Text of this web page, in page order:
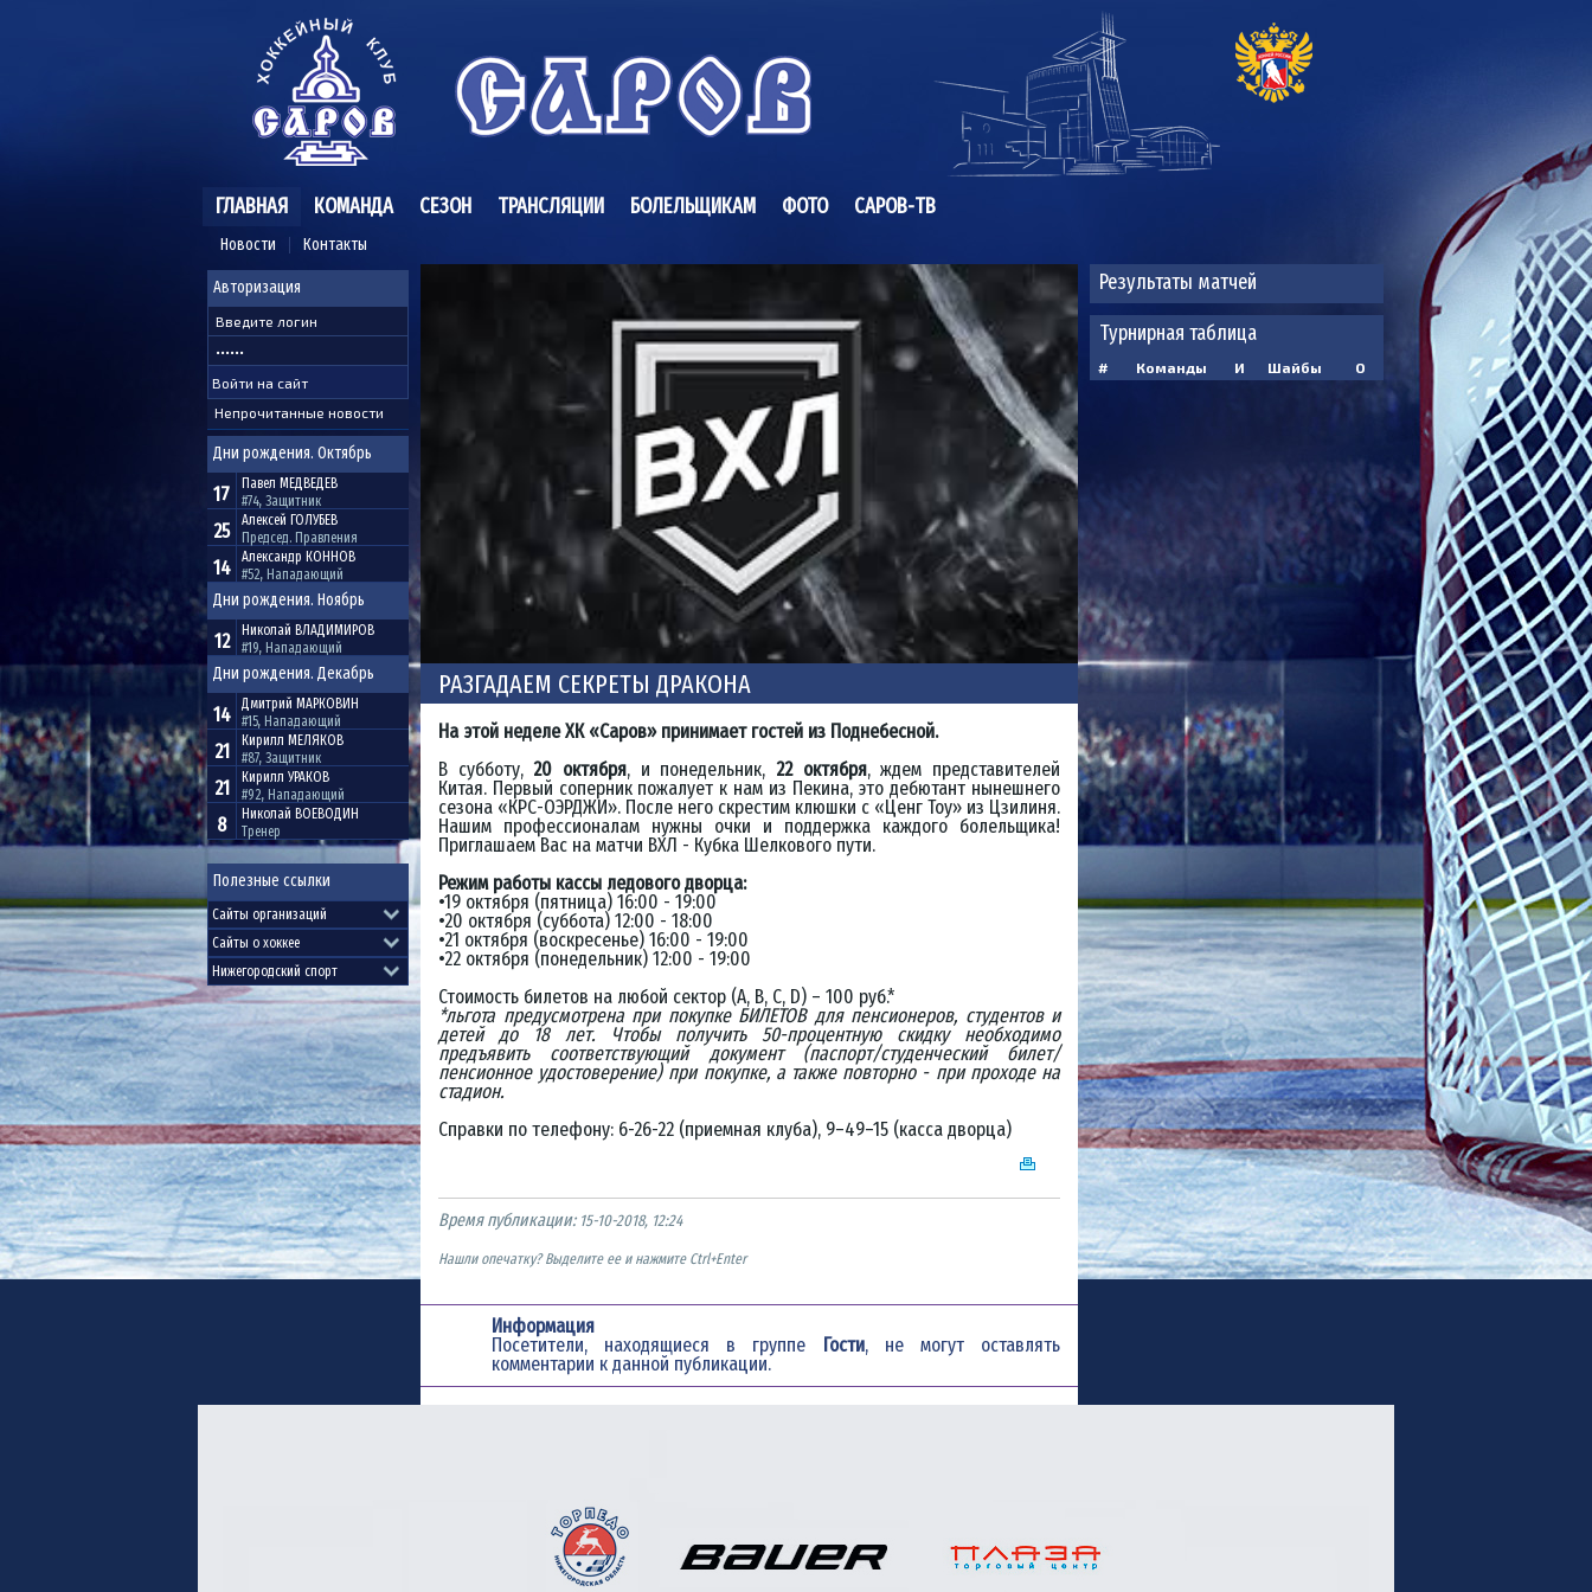
ГЛАВНАЯ
Новости Контакты
КОМАНДА СЕЗОН ТРАНСЛЯЦИИ БОЛЕЛЬЩИКАМ ФОТО САРОВ-ТВ
Авторизация
Непрочитанные новости
Дни рождения. Октябрь
17 Павел МЕДВЕДЕВ
#74, Защитник
25 Алексей ГОЛУБЕВ
Председ. Правления
14 Александр КОННОВ
#52, Нападающий
Дни рождения. Ноябрь
12 Николай ВЛАДИМИРОВ
#19, Нападающий
Дни рождения. Декабрь
14 Дмитрий МАРКОВИН
#15, Нападающий
21 Кирилл МЕЛЯКОВ
#87, Защитник
21 Кирилл УРАКОВ
#92, Нападающий
8 Николай ВОЕВОДИН
Тренер
Полезные ссылки
РАЗГАДАЕМ СЕКРЕТЫ ДРАКОНА
На этой неделе ХК «Саров» принимает гостей из Поднебесной.
В субботу,20 октября, и понедельник,22 октября, ждем представителей
Китая. Первый соперник пожалует к нам из Пекина, это дебютант нынешнего
сезона «КРС-ОЭРДЖИ». После него скрестим клюшки с «Ценг Тоу» из Цзилиня.
Нашим профессионалам нужны очки и поддержка каждого болельщика!
Приглашаем Вас на матчи ВХЛ - Кубка Шелкового пути.
Режим работы кассы ледового дворца:
•19 октября (пятница) 16:00 - 19:00
•20 октября (суббота) 12:00 - 18:00
•21 октября (воскресенье) 16:00 - 19:00
•22 октября (понедельник) 12:00 - 19:00
Стоимость билетов на любой сектор (А, В, С, D) – 100 руб.*
*льгота предусмотрена при покупке БИЛЕТОВ для пенсионеров, студентов и
детей до 18 лет. Чтобы получить 50-процентную скидку необходимо
предъявить соответствующий документ (паспорт/студенческий билет/
пенсионное удостоверение) при покупке, а также повторно - при проходе на
стадион.
Справки по телефону: 6-26-22 (приемная клуба), 9–49–15 (касса дворца)
Время публикации: 15-10-2018, 12:24
Нашли опечатку? Выделите ее и нажмите Ctrl+Enter
Информация
Посетители, находящиеся в группе Гости, не могут оставлять
комментарии к данной публикации.
Результаты матчей
Турнирная таблица
# Команды И Шайбы О